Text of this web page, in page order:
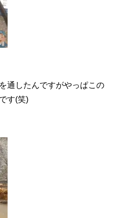
通したんですがやっぱこの
す(笑)